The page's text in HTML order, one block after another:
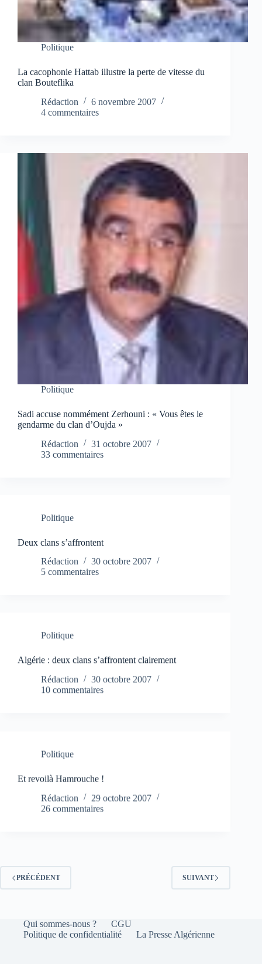
Politique
La cacophonie Hattab illustre la perte de vitesse du
clan Bouteflika
Rédaction
6 novembre 2007
4 commentaires
Politique
Sadi accuse nommément Zerhouni : « Vous êtes le
gendarme du clan d’Oujda »
Rédaction
31 octobre 2007
33 commentaires
Politique
Deux clans s’affrontent
Rédaction
30 octobre 2007
5 commentaires
Politique
Algérie : deux clans s’affrontent clairement
Rédaction
30 octobre 2007
10 commentaires
Politique
Et revoilà Hamrouche !
Rédaction
29 octobre 2007
26 commentaires
PRÉCÉDENT SUIVANT
Qui sommes-nous ?
CGU
Politique de confidentialité
La Presse Algérienne